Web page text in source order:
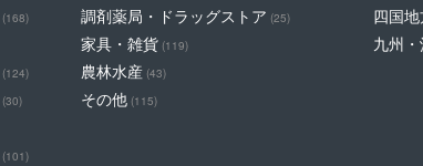
(168)
(124)
(30)
(101)
調剤薬局・ドラッグストア (25)
家具・雑貨 (119)
農林水産 (43)
その他 (115)
四国
九州